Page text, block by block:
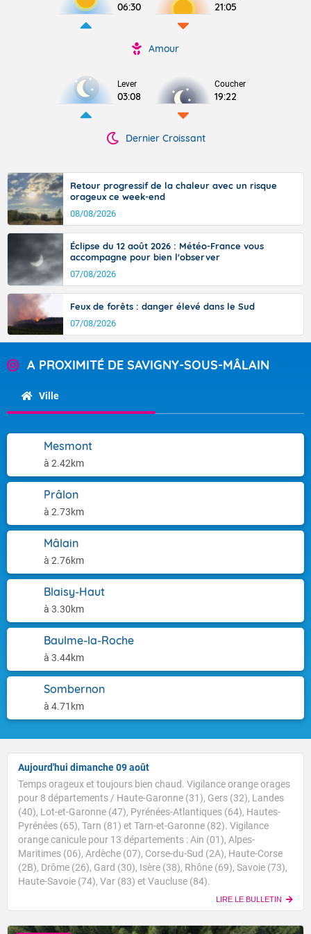
06:30 21:05
Amour
Lever
03:08
Coucher
19:22
Dernier Croissant
Retour progressif de la chaleur avec un risque
orageux ce week-end
08/08/2026
Éclipse du 12 août 2026 : Météo-France vous
accompagne pour bien l'observer
07/08/2026
Feux de forêts : danger élevé dans le Sud
07/08/2026
A PROXIMITÉ DE SAVIGNY-SOUS-MÂLAIN
Ville
Mesmont
à 2.42km
Prâlon
à 2.73km
Mâlain
à 2.76km
Blaisy-Haut
à 3.30km
Baulme-la-Roche
à 3.44km
Sombernon
à 4.71km
Aujourd'hui dimanche 09 août
Temps orageux et toujours bien chaud. Vigilance orange orages
pour 8 départements / Haute-Garonne (31), Gers (32), Landes
(40), Lot-et-Garonne (47), Pyrénées-Atlantiques (64), Hautes-
Pyrénées (65), Tarn (81) et Tarn-et-Garonne (82). Vigilance
orange canicule pour 13 départements : Ain (01), Alpes-
Maritimes (06), Ardèche (07), Corse-du-Sud (2A), Haute-Corse
(2B), Drôme (26), Gard (30), Isère (38), Rhône (69), Savoie (73),
Haute-Savoie (74), Var (83) et Vaucluse (84).
LIRE LE BULLETIN